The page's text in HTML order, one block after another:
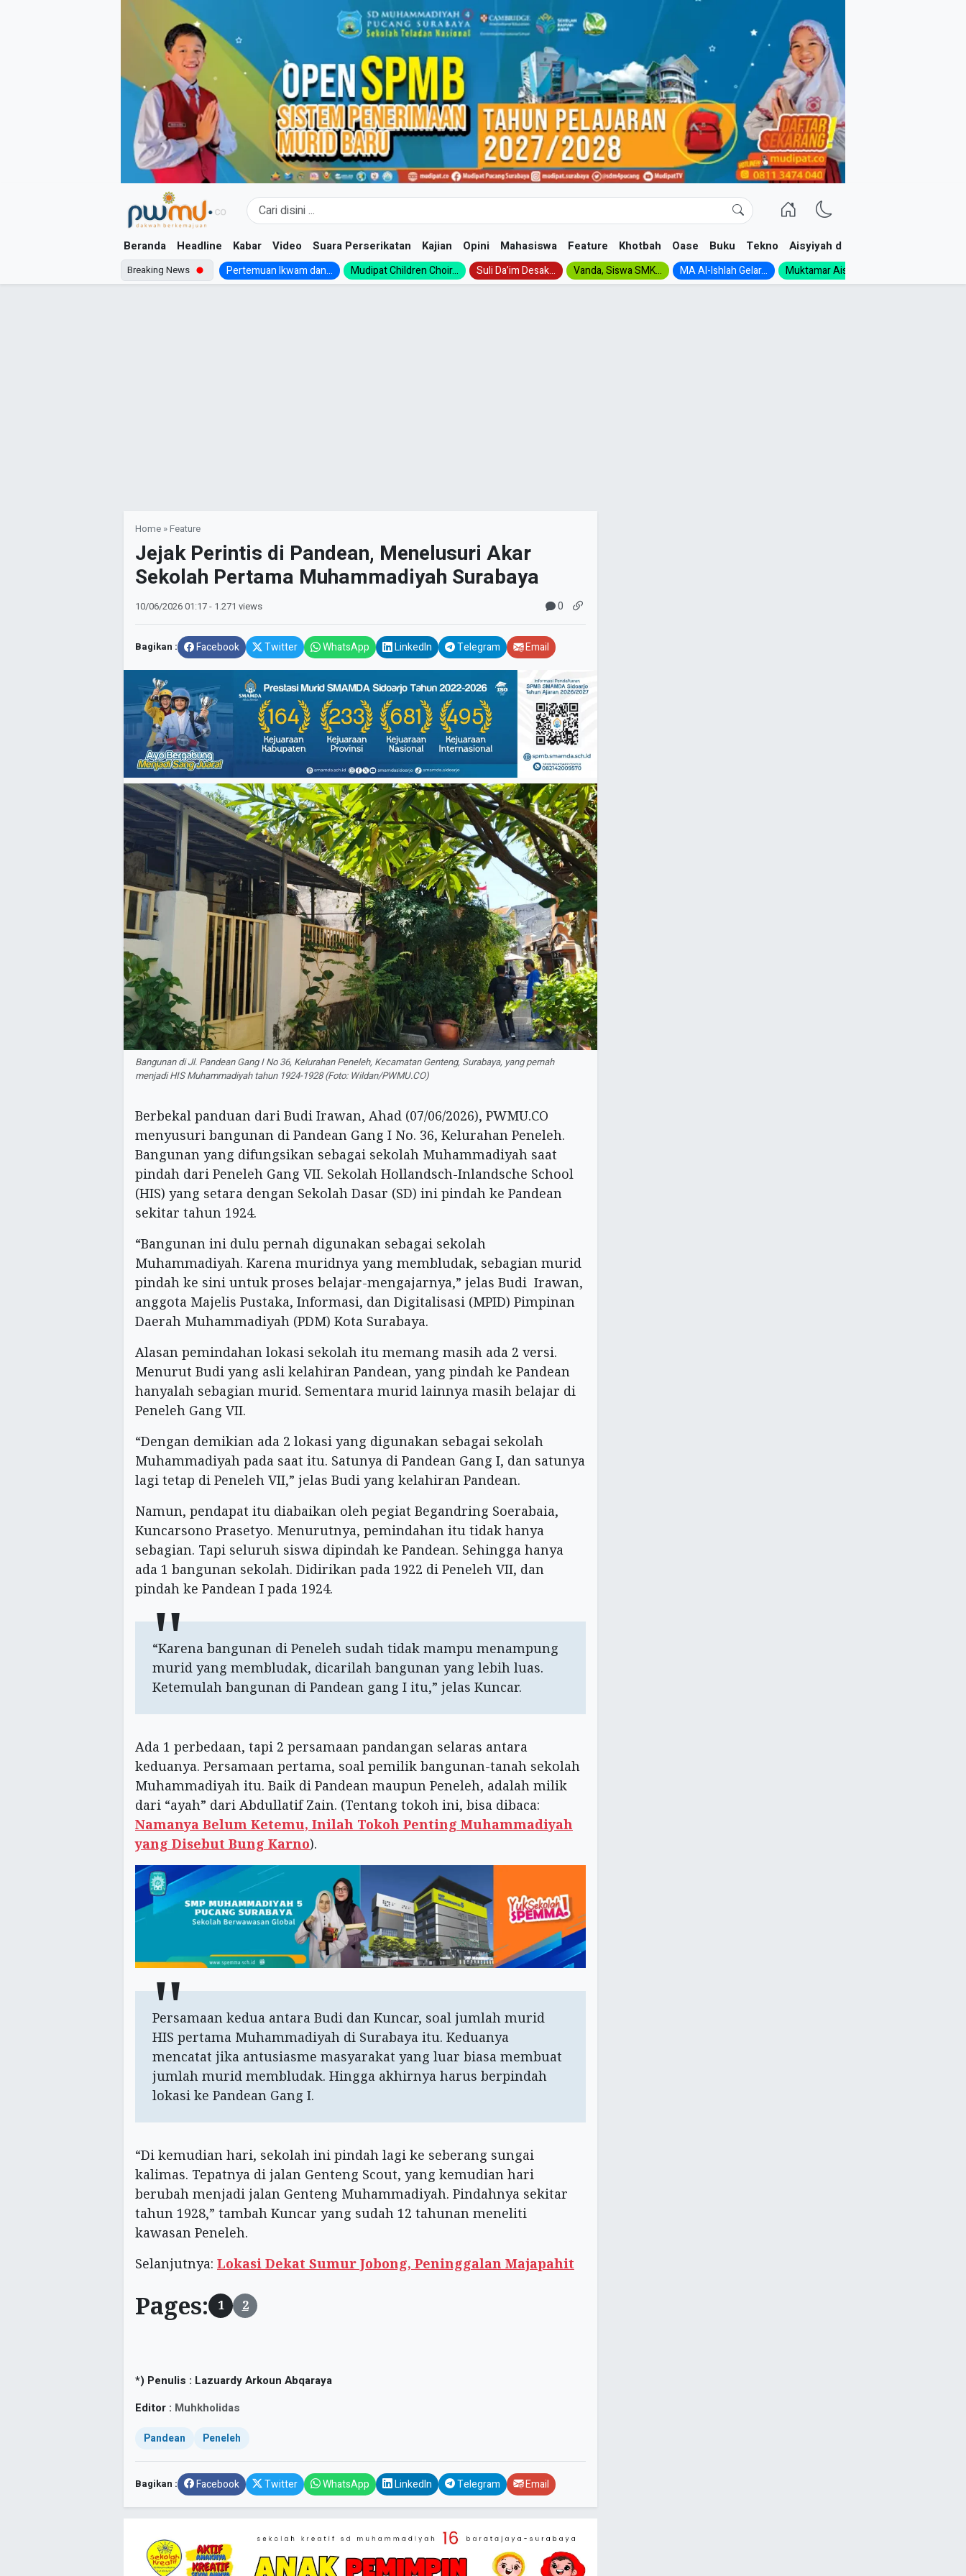
Beranda Headline Kabar Video Suara Perserikatan Kajian Opini Mahasiswa Feature Khotbah Oase Buku Tekno Aisyiyah dan NA
Breaking News Pertemuan Ikwam dan... Mudipat Children Choir... Suli Da’im Desak... Vanda, Siswa SMK... MA Al-Ishlah Gelar... Muktamar Aisyiyah 1926:...
Home »Feature
Jejak Perintis di Pandean, Menelusuri Akar
Sekolah Pertama Muhammadiyah Surabaya
10/06/202601:17- 1.271 views 0
Bagikan : Facebook Twitter WhatsApp LinkedIn Telegram Email
Bangunan di Jl. Pandean Gang I No 36, Kelurahan Peneleh, Kecamatan Genteng, Surabaya, yang pernah
menjadi HIS Muhammadiyah tahun 1924-1928 (Foto: Wildan/PWMU.CO)
Berbekal panduan dari Budi Irawan, Ahad (07/06/2026), PWMU.CO
menyusuri bangunan di Pandean Gang I No. 36, Kelurahan Peneleh.
Bangunan yang difungsikan sebagai sekolah Muhammadiyah saat
pindah dari Peneleh Gang VII. Sekolah Hollandsch-Inlandsche School
(HIS) yang setara dengan Sekolah Dasar (SD) ini pindah ke Pandean
sekitar tahun 1924.
“Bangunan ini dulu pernah digunakan sebagai sekolah
Muhammadiyah. Karena muridnya yang membludak, sebagian murid
pindah ke sini untuk proses belajar-mengajarnya,” jelas Budi Irawan,
anggota Majelis Pustaka, Informasi, dan Digitalisasi (MPID) Pimpinan
Daerah Muhammadiyah (PDM) Kota Surabaya.
Alasan pemindahan lokasi sekolah itu memang masih ada 2 versi.
Menurut Budi yang asli kelahiran Pandean, yang pindah ke Pandean
hanyalah sebagian murid. Sementara murid lainnya masih belajar di
Peneleh Gang VII.
“Dengan demikian ada 2 lokasi yang digunakan sebagai sekolah
Muhammadiyah pada saat itu. Satunya di Pandean Gang I, dan satunya
lagi tetap di Peneleh VII,” jelas Budi yang kelahiran Pandean.
Namun, pendapat itu diabaikan oleh pegiat Begandring Soerabaia,
Kuncarsono Prasetyo. Menurutnya, pemindahan itu tidak hanya
sebagian. Tapi seluruh siswa dipindah ke Pandean. Sehingga hanya
ada 1 bangunan sekolah. Didirikan pada 1922 di Peneleh VII, dan
pindah ke Pandean I pada 1924.
“Karena bangunan di Peneleh sudah tidak mampu menampung
murid yang membludak, dicarilah bangunan yang lebih luas.
Ketemulah bangunan di Pandean gang I itu,” jelas Kuncar.
Ada 1 perbedaan, tapi 2 persamaan pandangan selaras antara
keduanya. Persamaan pertama, soal pemilik bangunan-tanah sekolah
Muhammadiyah itu. Baik di Pandean maupun Peneleh, adalah milik
dari “ayah” dari Abdullatif Zain. (Tentang tokoh ini, bisa dibaca:
Namanya Belum Ketemu, Inilah Tokoh Penting Muhammadiyah
yang Disebut Bung Karno).
Persamaan kedua antara Budi dan Kuncar, soal jumlah murid
HIS pertama Muhammadiyah di Surabaya itu. Keduanya
mencatat jika antusiasme masyarakat yang luar biasa membuat
jumlah murid membludak. Hingga akhirnya harus berpindah
lokasi ke Pandean Gang I.
“Di kemudian hari, sekolah ini pindah lagi ke seberang sungai
kalimas. Tepatnya di jalan Genteng Scout, yang kemudian hari
berubah menjadi jalan Genteng Muhammadiyah. Pindahnya sekitar
tahun 1928,” tambah Kuncar yang sudah 12 tahunan meneliti
kawasan Peneleh.
Selanjutnya: Lokasi Dekat Sumur Jobong, Peninggalan Majapahit
Pages: 1 2
*) Penulis : Lazuardy Arkoun Abqaraya
Editor : Muhkholidas
Pandean Peneleh
Bagikan : Facebook Twitter WhatsApp LinkedIn Telegram Email